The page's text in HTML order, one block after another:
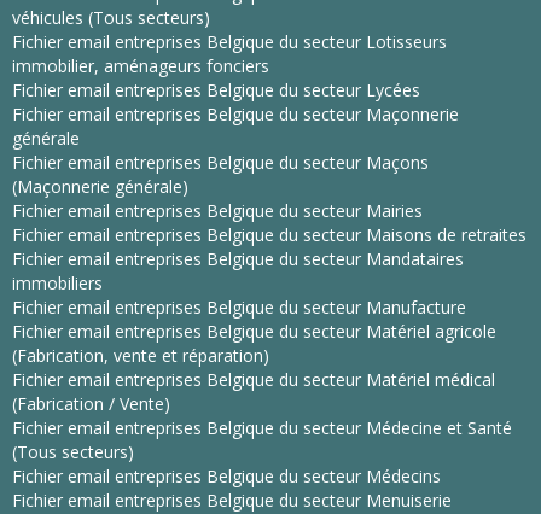
véhicules (Tous secteurs)
Fichier email entreprises Belgique du secteur Lotisseurs
immobilier, aménageurs fonciers
Fichier email entreprises Belgique du secteur Lycées
Fichier email entreprises Belgique du secteur Maçonnerie
générale
Fichier email entreprises Belgique du secteur Maçons
(Maçonnerie générale)
Fichier email entreprises Belgique du secteur Mairies
Fichier email entreprises Belgique du secteur Maisons de retraites
Fichier email entreprises Belgique du secteur Mandataires
immobiliers
Fichier email entreprises Belgique du secteur Manufacture
Fichier email entreprises Belgique du secteur Matériel agricole
(Fabrication, vente et réparation)
Fichier email entreprises Belgique du secteur Matériel médical
(Fabrication / Vente)
Fichier email entreprises Belgique du secteur Médecine et Santé
(Tous secteurs)
Fichier email entreprises Belgique du secteur Médecins
Fichier email entreprises Belgique du secteur Menuiserie